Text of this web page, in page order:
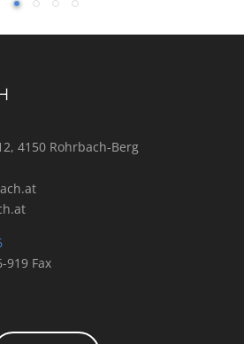
4150 Rohrbach-Berg
919 Fax